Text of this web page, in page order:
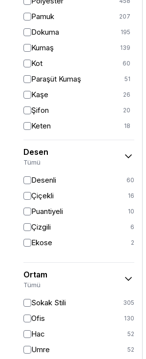
Pamuk 207
Dokuma 195
Kumaş 139
Kot 60
Paraşüt Kumaş 51
Kaşe 26
Şifon 20
Keten 18
Viskon 17
Saten 15
Peluş 2
Jarse
Kadife
Süet
Sandy
Desen
Tümü
Desenli 60
Çiçekli 16
Puantiyeli 10
Çizgili 6
Ekose 2
Ortam
Tümü
Sokak Stili 305
Ofis 130
Hac 52
Umre 52